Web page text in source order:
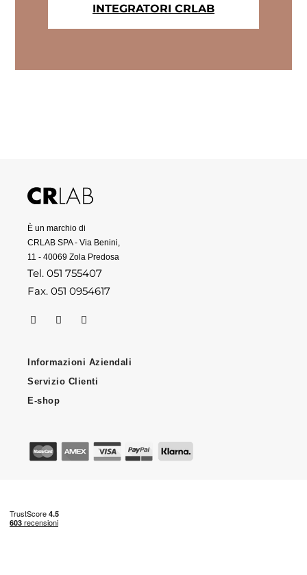
INTEGRATORI CRLAB
È un marchio di
CRLAB SPA - Via Benini,
11 - 40069 Zola Predosa
Tel. 051 755407
Fax. 051 0954617
Informazioni Aziendali
Servizio Clienti
E-shop